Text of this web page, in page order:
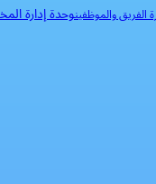
الفريق والموظفينوحدة إدارة